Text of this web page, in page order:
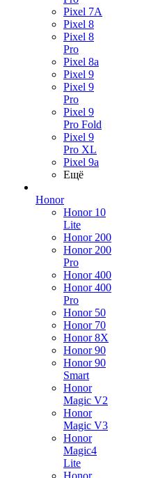
Pixel 7A
Pixel 8
Pixel 8
Pro
Pixel 8a
Pixel 9
Pixel 9
Pro
Pixel 9
Pro Fold
Pixel 9
Pro XL
Pixel 9a
Ещё
Honor
Honor 10
Lite
Honor 200
Honor 200
Pro
Honor 400
Honor 400
Pro
Honor 50
Honor 70
Honor 8X
Honor 90
Honor 90
Smart
Honor
Magic V2
Honor
Magic V3
Honor
Magic4
Lite
Honor